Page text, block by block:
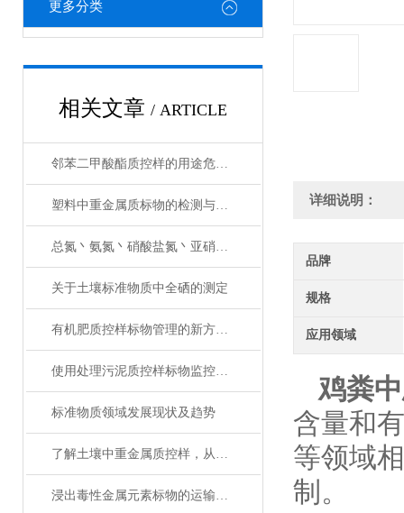
更多分类
相关文章 / ARTICLE
邻苯二甲酸酯质控样的用途危害及管控要求
塑料中重金属质标物的检测与分析方法
总氮丶氨氮丶硝酸盐氮丶亚硝酸盐氮丶凯式氮分不清楚？
关于土壤标准物质中全硒的测定
有机肥质控样标物管理的新方法与新思路
使用处理污泥质控样标物监控分析过程，确保数据准确性的实用技巧
标准物质领域发展现状及趋势
了解土壤中重金属质控样，从这里开始！
浸出毒性金属元素标物的运输与储存
详细说明：
品牌
规格
应用领域
鸡粪
含量和
等领域
制。